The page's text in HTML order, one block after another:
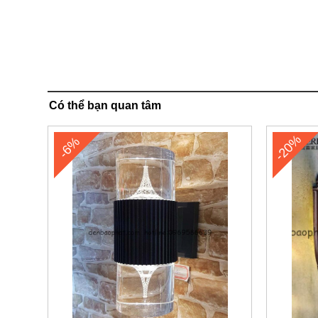
Có thể bạn quan tâm
-6% -20%